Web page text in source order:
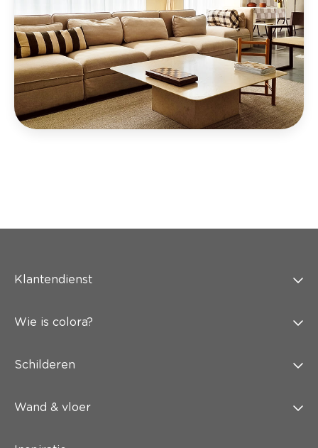
Klantendienst
Wie is colora?
Schilderen
Wand & vloer